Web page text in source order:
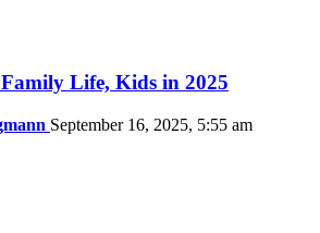
Life, Kids in 2025
September 16, 2025, 5:55 am